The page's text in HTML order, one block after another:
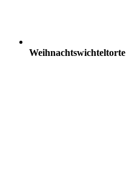
Weihnachtswichteltorte